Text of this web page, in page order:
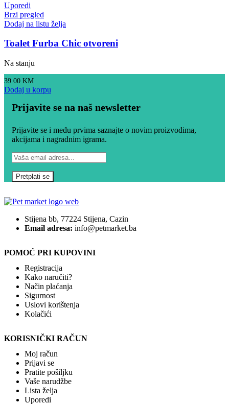
Uporedi
Brzi pregled
Dodaj na listu želja
Toalet Furba Chic otvoreni
Na stanju
39.00 KM
Dodaj u korpu
Prijavite se na naš newsletter
Prijavite se i među prvima saznajte o novim proizvodima,
akcijama i nagradnim igrama.
Stijena bb, 77224 Stijena, Cazin
Email adresa: info@petmarket.ba
POMOĆ PRI KUPOVINI
Registracija
Kako naručiti?
Način plaćanja
Sigurnost
Uslovi korištenja
Kolačići
KORISNIČKI RAČUN
Moj račun
Prijavi se
Pratite pošiljku
Vaše narudžbe
Lista želja
Uporedi